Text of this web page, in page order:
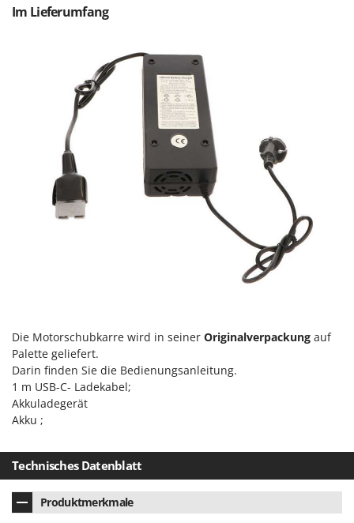
Tellarini Pompe
Tineco
Titania
Tornado
Tre Spade
Trev - Abrek - TecnoVIR
Trotec
Troy-Bilt
V
Verdemax
Vesco
Volpi
W
Weber
WIDU
Wiper EcoRobot
Im Lieferumfang
Die Motorschubkarre wird in seiner Originalverpackung auf
Palette geliefert.
Darin finden Sie die Bedienungsanleitung.
1 m USB-C- Ladekabel;
Akkuladegerät
Akku ;
Technisches Datenblatt
Produktmerkmale